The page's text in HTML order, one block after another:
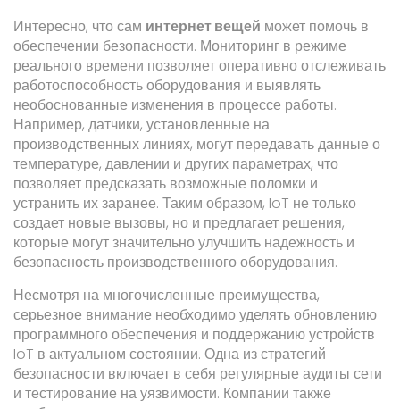
Интересно, что сам интернет вещей может помочь в
обеспечении безопасности. Мониторинг в режиме
реального времени позволяет оперативно отслеживать
работоспособность оборудования и выявлять
необоснованные изменения в процессе работы.
Например, датчики, установленные на
производственных линиях, могут передавать данные о
температуре, давлении и других параметрах, что
позволяет предсказать возможные поломки и
устранить их заранее. Таким образом, IoT не только
создает новые вызовы, но и предлагает решения,
которые могут значительно улучшить надежность и
безопасность производственного оборудования.
Несмотря на многочисленные преимущества,
серьезное внимание необходимо уделять обновлению
программного обеспечения и поддержанию устройств
IoT в актуальном состоянии. Одна из стратегий
безопасности включает в себя регулярные аудиты сети
и тестирование на уязвимости. Компании также